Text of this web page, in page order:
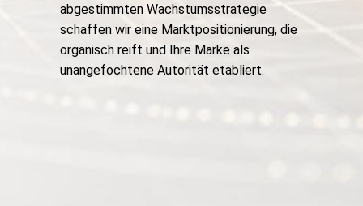
abgestimmten Wachstumsstrategie
schaffen wir eine Marktpositionierung, die
organisch reift und Ihre Marke als
unangefochtene Autorität etabliert.